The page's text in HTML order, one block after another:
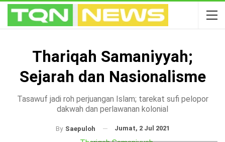
Thariqah Samaniyyah;
Sejarah dan Nasionalisme
Tasawuf jadi roh perjuangan Islam; tarekat sufi pelopor
dakwah dan perlawanan kolonial
By Saepuloh Jumat, 2 Jul 2021